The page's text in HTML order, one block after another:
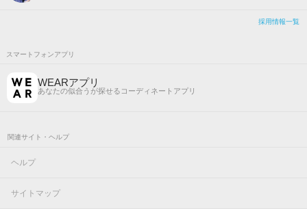
採用情報一覧
スマートフォンアプリ
WEARアプリ
あなたの似合うが探せるコーディネートアプリ
関連サイト・ヘルプ
ヘルプ
サイトマップ